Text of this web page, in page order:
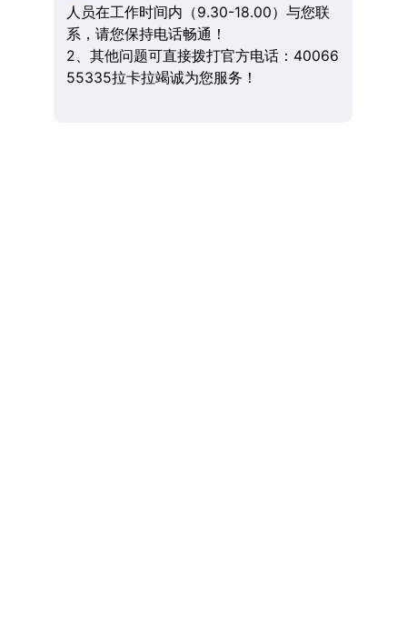
人员在工作时间内（9.30-18.00）与您联
系，请您保持电话畅通！
2、其他问题可直接拨打官方电话：40066
55335拉卡拉竭诚为您服务！